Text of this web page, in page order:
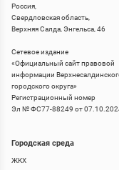
Россия,
Свердловская область,
Верхняя Салда, Энгельса, 46
Сетевое издание
«Официальный сайт правовой
информации
городского округа»
Регистрационный номер
Эл № ФС77-88249 от
Городская среда
ЖКХ